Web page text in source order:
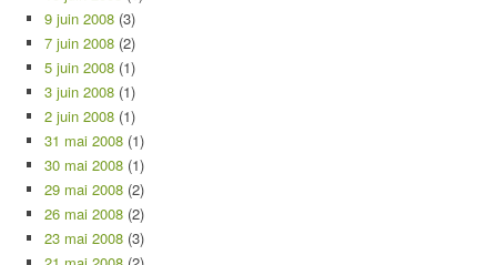
9 juin 2008 (3)
7 juin 2008 (2)
5 juin 2008 (1)
3 juin 2008 (1)
2 juin 2008 (1)
31 mai 2008 (1)
30 mai 2008 (1)
29 mai 2008 (2)
26 mai 2008 (2)
23 mai 2008 (3)